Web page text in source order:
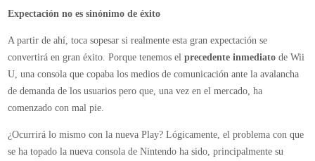
Expectación no es sinónimo de éxito
A partir de ahí, toca sopesar si realmente esta gran expectación se
convertirá en gran éxito. Porque tenemos elprecedente inmediato de Wii
U, una consola que copaba los medios de comunicación ante la avalancha
de demanda de los usuarios pero que, una vez en el mercado, ha
comenzado con mal pie.
¿Ocurrirá lo mismo con la nueva Play? Lógicamente, el problema con que
se ha topado la nueva consola de Nintendo ha sido, principalmente su